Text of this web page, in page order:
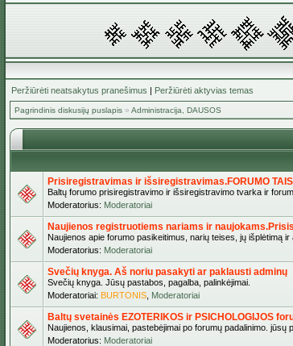
Peržiūrėti neatsakytus pranešimus | Peržiūrėti aktyvias temas
Pagrindinis diskusijų puslapis » Administracija, DAUSOS
Prisiregistravimas ir išsiregistravimas.FORUMO
Baltų forumo prisiregistravimo ir išsiregistravimo tvarka ir
Moderatorius: Moderatoriai
Naujienos registruotiems nariams ir
Naujienos apie forumo pasikeitimus, narių teises, jų išplėtimą
Moderatorius: Moderatoriai
Svečių knyga. Aš noriu pasakyti ar paklausti adminų
Svečių knyga. Jūsų pastabos, pagalba, palinkėjimai.
Moderatoriai: BURTONIS Moderatoriai
Baltų svetainės EZOTERIKOS ir PSICHOLOGIJOS
Naujienos, klausimai, pastebėjimai po forumų padalinimo. jūsų
Moderatorius: Moderatoriai